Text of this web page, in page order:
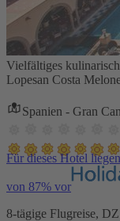
Vielfältiges
Lopesan Costa
Spanien - Gran
Für dieses Hotel
von 87% vor
8-tägige Flugreise,